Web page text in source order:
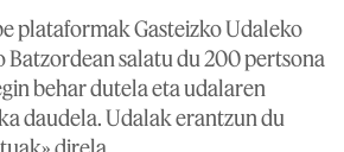
plataformak Gasteizko Udaleko
Batzordean salatu du 200 pertsona
behar dutela eta udalaren
daudela. Udalak erantzun du